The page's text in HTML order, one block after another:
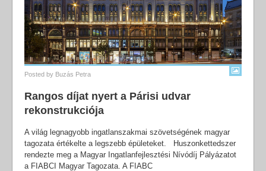
Posted by Buzás Petra
Rangos díjat nyert a Párisi udvar
rekonstrukciója
A világ legnagyobb ingatlanszakmai szövetségének magyar
tagozata értékelte a legszebb épületeket. Huszonkettedszer
rendezte meg a Magyar Ingatlanfejlesztési Nívódíj Pályázatot
a FIABCI Magyar Tagozata. A FIABC